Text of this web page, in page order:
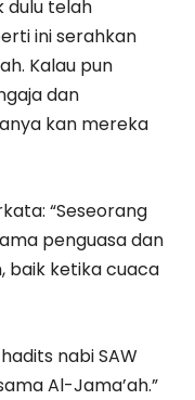
dulu telah
ini serahkan
Kalau pun
dan
kan mereka
“Seseorang
penguasa dan
baik ketika cuaca
nabi SAW
Al-Jama’ah.”